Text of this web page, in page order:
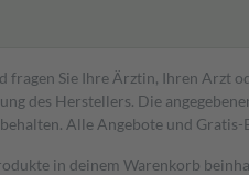
fragen Sie Ihre Ärztin, Ihren
des Herstellers. Die
Alle Angebote und
in deinem Warenkorb